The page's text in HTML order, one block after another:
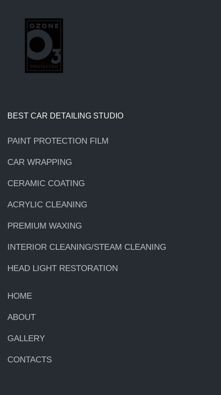
BEST CAR DETAILING STUDIO
PAINT PROTECTION FILM
CAR WRAPPING
CERAMIC COATING
ACRYLIC CLEANING
PREMIUM WAXING
INTERIOR CLEANING/STEAM CLEANING
HEAD LIGHT RESTORATION
HOME
ABOUT
GALLERY
CONTACTS